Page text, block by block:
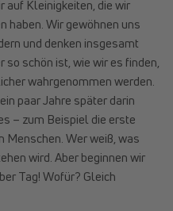
auf Kleinigkeiten, die wir
haben. Wir gewöhnen uns
und denken insgesamt
so schön ist, wie wir es finden,
wahrgenommen werden.
paar Jahre später darin
– zum Beispiel die erste
Menschen. Wer weiß, was
wird. Aber beginnen wir
Tag! Wofür? Gleich